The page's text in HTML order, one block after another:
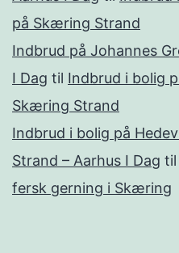
på Skæring Strand
Indbrud på Johannes
I Dag til Indbrud i bolig
Skæring Strand
Indbrud i bolig på
Strand – Aarhus I Dag til
fersk gerning i Skæring